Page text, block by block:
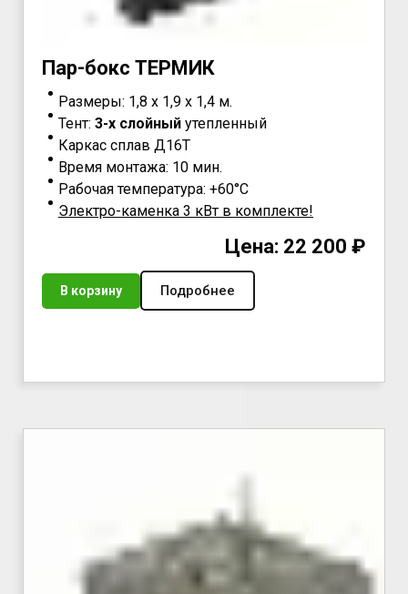
Пар-бокс ТЕРМИК
Размеры: 1,8 х 1,9 х 1,4 м.
Тент: 3-х слойный утепленный
Каркас сплав Д16Т
Время монтажа: 10 мин.
Рабочая температура: +60°С
Электро-каменка 3 кВт в комплекте!
Цена: 22 200 ₽
В корзину Подробнее